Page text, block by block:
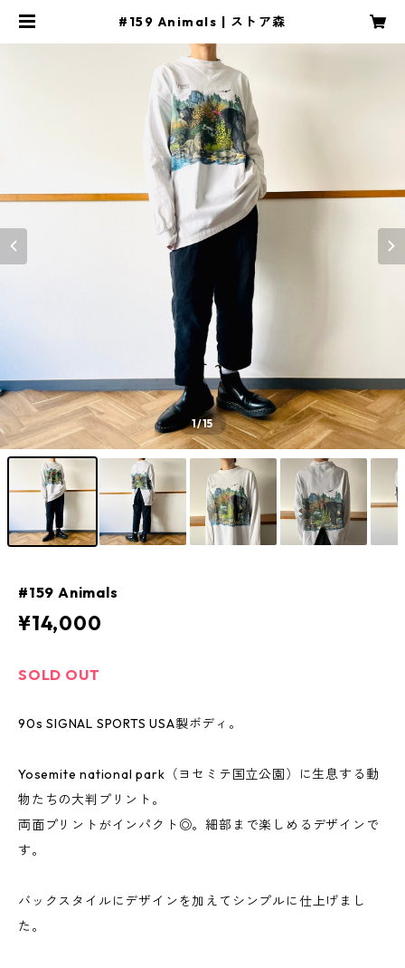
#159 Animals | ストア森
1/15
#159 Animals
¥14,000
SOLD OUT
90s SIGNAL SPORTS USA製ボディ。
Yosemite national park（ヨセミテ国立公園）に生息する動
物たちの大判プリント。
両面プリントがインパクト◎。細部まで楽しめるデザインで
す。
バックスタイルにデザインを加えてシンプルに仕上げまし
た。